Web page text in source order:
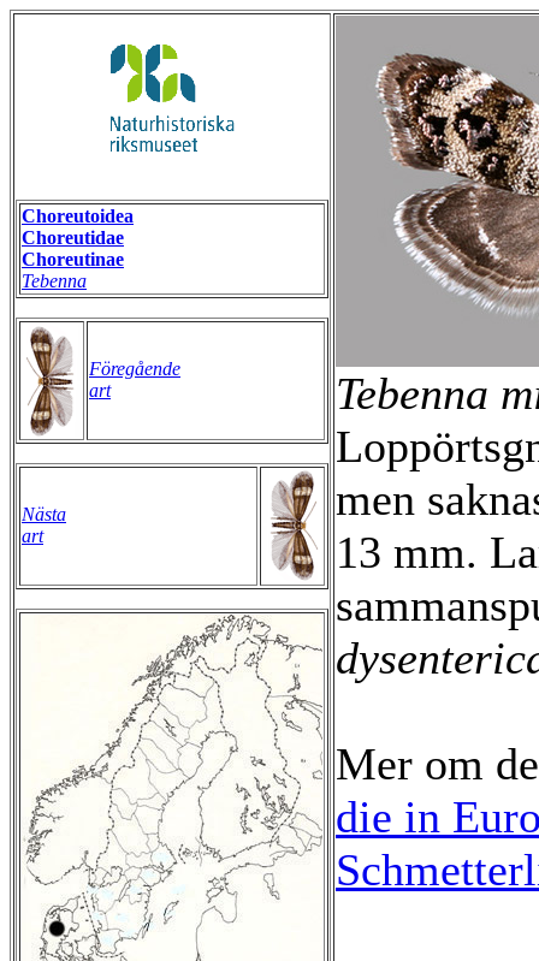
Choreutoidea
Choreutidae
Choreutinae
Tebenna
Föregående
art
Nästa
art
Tebenna
men
13 mm.
Mer om
die in